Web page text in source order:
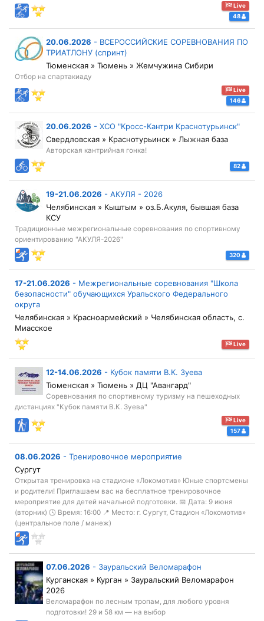
Live
48
20.06.2026 - ВСЕРОССИЙСКИЕ СОРЕВНОВАНИЯ ПО
ТРИАТЛОНУ (спринт)
Тюменская » Тюмень » Жемчужина Сибири
Отбор на спартакиаду
Live
146
20.06.2026 - ХСО "Кросс-Кантри Краснотурьинск"
Свердловская » Краснотурьинск » Лыжная база
Авторская кантрийная гонка!
82
19-21.06.2026 - АКУЛЯ - 2026
Челябинская » Кыштым » оз.Б.Акуля, бывшая база
КСУ
Традиционные межрегиональные соревнования по спортивному
ориентированию "АКУЛЯ-2026"
320
17-21.06.2026 - Межрегиональные соревнования "Школа
безопасности" обучающихся Уральского Федерального
округа
Челябинская » Красноармейский » Челябинская область, с.
Миасское
Live
12-14.06.2026 - Кубок памяти В.К. Зуева
Тюменская » Тюмень » ДЦ "Авангард"
Соревнования по спортивному туризму на пешеходных
дистанциях "Кубок памяти В.К. Зуева"
Live
157
08.06.2026 - Тренировочное мероприятие
Сургут
Открытая тренировка на стадионе «Локомотив» Юные спортсмены
и родители! Приглашаем вас на бесплатное тренировочное
мероприятие для детей начальной подготовки. 📅 Дата: 9 июня
(вторник) 🕓 Время: 16:00 📍 Место: г. Сургут, Стадион «Локомотив»
(центральное поле / манеж)
07.06.2026 - Зауральский Веломарафон
Курганская » Курган » Зауральский Веломарафон
2026
Веломарафон по лесным тропам, для любого уровня
подготовки! 29 и 58 км — на выбор